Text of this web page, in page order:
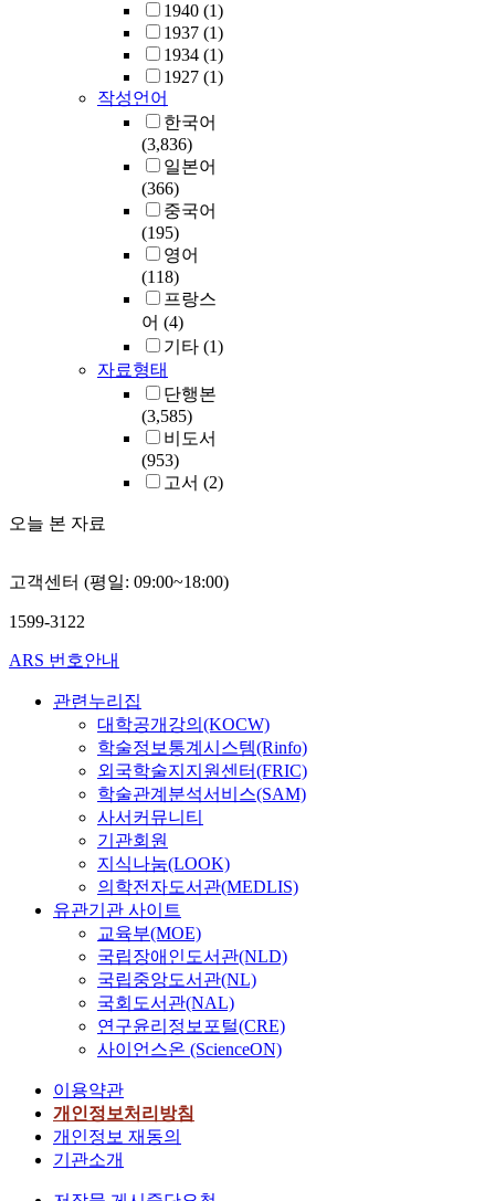
1940 (1)
1937 (1)
1934 (1)
1927 (1)
작성언어
한국어
(3,836)
일본어
(366)
중국어
(195)
영어
(118)
프랑스
어 (4)
기타 (1)
자료형태
단행본
(3,585)
비도서
(953)
고서 (2)
오늘 본 자료
고객센터 (평일: 09:00~18:00)
1599-3122
ARS 번호안내
관련누리집
대학공개강의(KOCW)
학술정보통계시스템(Rinfo)
외국학술지지원센터(FRIC)
학술관계분석서비스(SAM)
사서커뮤니티
기관회원
지식나눔(LOOK)
의학전자도서관(MEDLIS)
유관기관 사이트
교육부(MOE)
국립장애인도서관(NLD)
국립중앙도서관(NL)
국회도서관(NAL)
연구윤리정보포털(CRE)
사이언스온 (ScienceON)
이용약관
개인정보처리방침
개인정보 재동의
기관소개